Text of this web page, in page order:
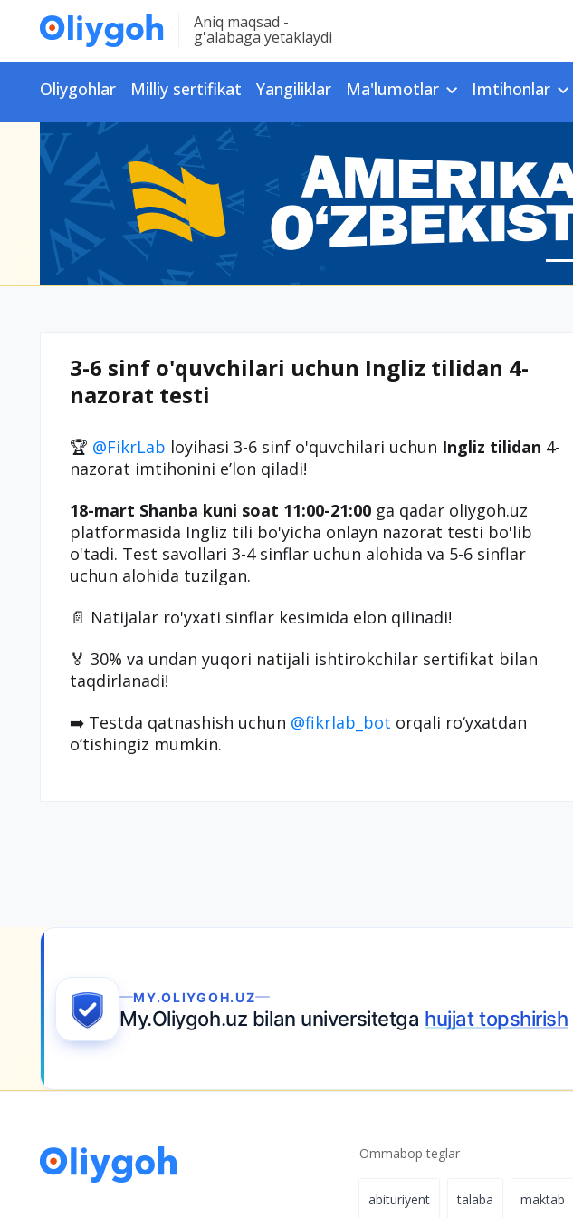
Aniq maqsad -
g'alabaga yetaklaydi
Oliygohlar Milliy sertifikat Yangiliklar Ma'lumotlar Imtihonlar
3-6 sinf o'quvchilari uchun Ingliz tilidan 4-
nazorat testi
🏆 @FikrLab loyihasi 3-6 sinf o'quvchilari uchun Ingliz tilidan 4-
nazorat imtihonini eʼlon qiladi!
18-mart Shanba kuni soat 11:00-21:00 ga qadar oliygoh.uz
platformasida Ingliz tili bo'yicha onlayn nazorat testi bo'lib
o'tadi. Test savollari 3-4 sinflar uchun alohida va 5-6 sinflar
uchun alohida tuzilgan.
📄 Natijalar ro'yxati sinflar kesimida elon qilinadi!
🏅 30% va undan yuqori natijali ishtirokchilar sertifikat bilan
taqdirlanadi!
➡️ Testda qatnashish uchun @fikrlab_bot orqali ro‘yxatdan
o‘tishingiz mumkin.
MY.OLIYGOH.UZ
My.Oliygoh.uz bilan universitetga hujjat topshirish
Ommabop teglar
abituriyent talaba maktab